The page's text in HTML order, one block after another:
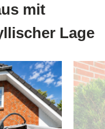
mit
Lage